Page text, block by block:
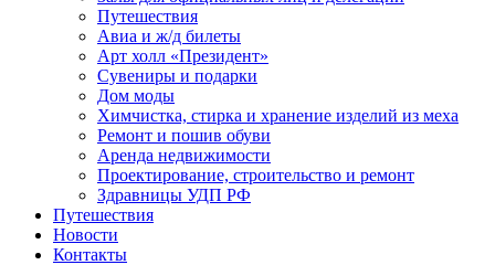
Путешествия
Авиа и ж/д билеты
Арт холл «Президент»
Сувениры и подарки
Дом моды
Химчистка, стирка и хранение изделий из меха
Ремонт и пошив обуви
Аренда недвижимости
Проектирование, строительство и ремонт
Здравницы УДП РФ
Путешествия
Новости
Контакты